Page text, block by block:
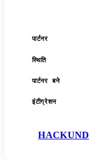
पार्टनर
स्थिति
पार्टनर बने
इंटीग्रेशन